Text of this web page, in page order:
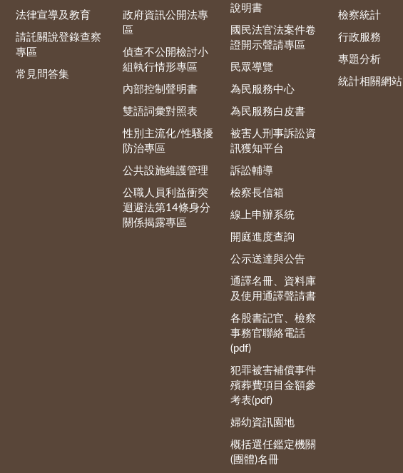
法律宣導及教育
請託關說登錄查察
專區
常見問答集
政府資訊公開法專
區
偵查不公開檢討小
組執行情形專區
內部控制聲明書
雙語詞彙對照表
性別主流化/性騷擾
防治專區
公共設施維護管理
公職人員利益衝突
迴避法第14條身分
關係揭露專區
說明書
國民法官法案件卷
證開示聲請專區
民眾導覽
為民服務中心
為民服務白皮書
被害人刑事訴訟資
訊獲知平台
訴訟輔導
檢察長信箱
線上申辦系統
開庭進度查詢
公示送達與公告
通譯名冊、資料庫
及使用通譯聲請書
各股書記官、檢察
事務官聯絡電話
(pdf)
犯罪被害補償事件
殯葬費項目金額參
考表(pdf)
婦幼資訊園地
概括選任鑑定機關
(團體)名冊
檢察統計
行政服務
專題分析
統計相關網站